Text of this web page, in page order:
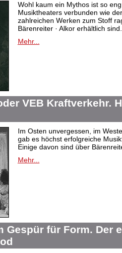
Wohl kaum ein Mythos ist so
Musiktheaters verbunden wie
zahlreichen Werken zum Stoff
Bärenreiter · Alkor erhältlich sind.
Mehr...
VEB Kraftverkehr.
Im Osten unvergessen, im
gab es höchst erfolgreiche
Einige davon sind über
Mehr...
Gespür für Form. Der